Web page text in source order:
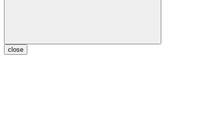
close